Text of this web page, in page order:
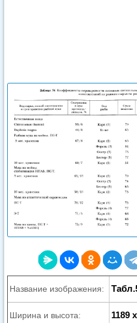
Название изображения:
Ширина и высота: 1189